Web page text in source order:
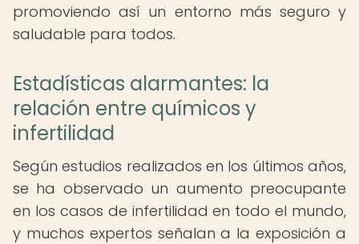
promoviendo así un entorno más seguro y
saludable para todos.
Estadísticas alarmantes: la
relación entre químicos y
infertilidad
Según estudios realizados en los últimos años,
se ha observado un aumento preocupante
en los casos de infertilidad en todo el mundo,
y muchos expertos señalan a la exposición a